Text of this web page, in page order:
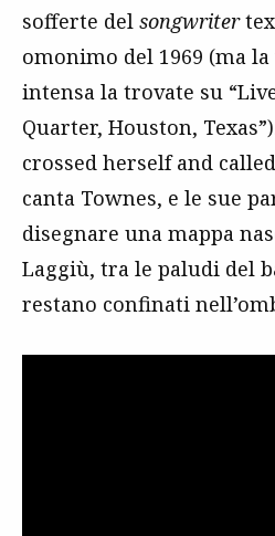
sofferte del songwriter
omonimo del 1969 (ma
intensa la trovate su
Quarter, Houston,
crossed herself and
canta Townes, e le sue
disegnare una mappa
Laggiù, tra le paludi del
restano confinati